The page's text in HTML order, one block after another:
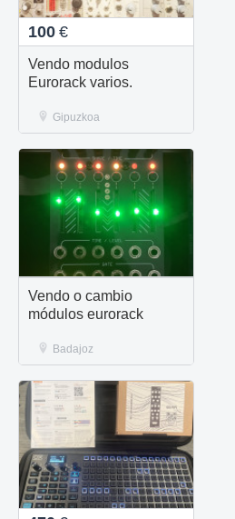
100 €
Vendo modulos
Eurorack varios.
Gipuzkoa
Vendo o cambio
módulos eurorack
Badajoz